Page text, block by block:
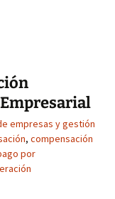
empresas y gestión
, compensación
por